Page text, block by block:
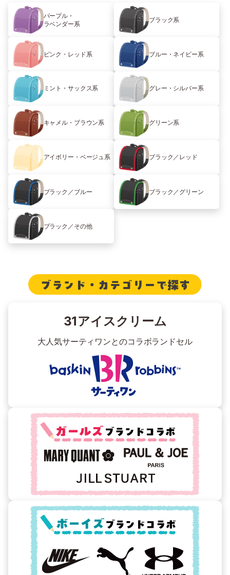
パープル・
ラベンダー系
ブラック系
ピンク・レッド系 ブルー・ネイビー系
ミント・サックス系 グレー・シルバー系
キャメル・ブラウン系 グリーン系
アイボリー・ベージュ系 ブラック／レッド
ブラック／ブルー ブラック／グリーン
ブラック／その他
31アイスクリーム
大人気サーティワンとのコラボランドセル